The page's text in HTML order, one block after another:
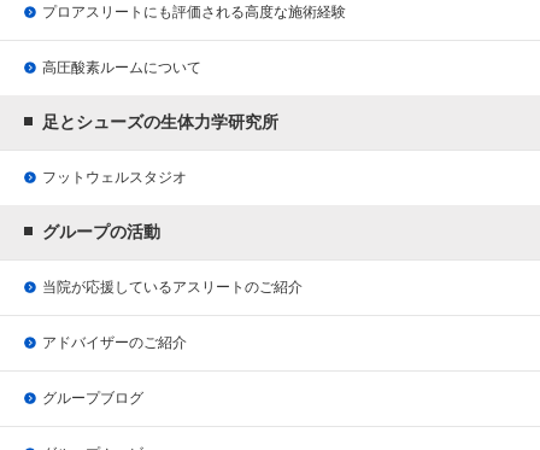
プロアスリートにも評価される高度な施術経験
高圧酸素ルームについて
足とシューズの生体力学研究所
フットウェルスタジオ
グループの活動
当院が応援しているアスリートのご紹介
アドバイザーのご紹介
グループブログ